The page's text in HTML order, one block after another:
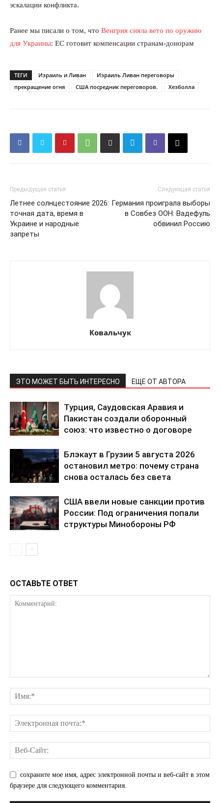
КавПолит
ПОДПИСАТЬСЯ СЕЙЧАС
Политика конфиденциальности
Подписка
Мой аккаунт
Контакты
эскалации конфликта.
Ранее мы писали о том, что Венгрия сняла вето по оружию
для Украины: ЕС готовит компенсации странам-донорам
ТЕГИ Израиль и Ливан
Израиль Ливан переговоры
прекращение огня
США посредник переговоров. Хезболла
Предыдущая статья
Летнее солнцестояние 2026:
точная дата, время в
Украине и народные
запреты
Следующая статья
Германия проиграла выборы
в Совбез ООН: Вадефуль
обвинил Россию
Ковальчук
ЭТО МОЖЕТ БЫТЬ ИНТЕРЕСНО ЕЩЕ ОТ АВТОРА
Турция, Саудовская Аравия и
Пакистан создали оборонный
союз: что известно о договоре
Блэкаут в Грузии 5 августа 2026
остановил метро: почему страна
снова осталась без света
США ввели новые санкции против
России: Под ограничения попали
структуры Минобороны РФ
ОСТАВЬТЕ ОТВЕТ
сохраните мое имя, адрес электронной почты и веб-сайт в этом
браузере для следующего комментария.